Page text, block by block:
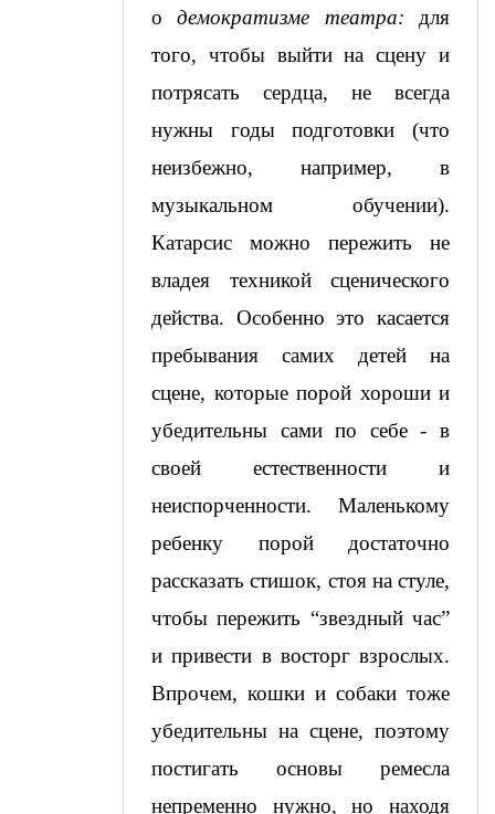
о демократизме театра: для
того, чтобы выйти на сцену и
потрясать сердца, не всегда
нужны годы подготовки (что
неизбежно, например, в
музыкальном обучении).
Катарсис можно пережить не
владея техникой сценического
действа. Особенно это касается
пребывания самих детей на
сцене, которые порой хороши и
убедительны сами по себе - в
своей естественности и
неиспорченности. Маленькому
ребенку порой достаточно
рассказать стишок, стоя на стуле,
чтобы пережить “звездный час”
и привести в восторг взрослых.
Впрочем, кошки и собаки тоже
убедительны на сцене, поэтому
постигать основы ремесла
непременно нужно, но находя